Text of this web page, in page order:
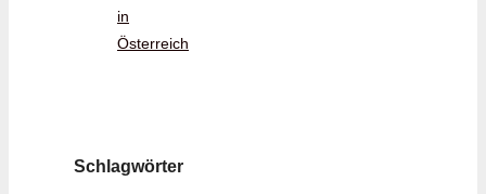
in
Österreich
Schlagwörter